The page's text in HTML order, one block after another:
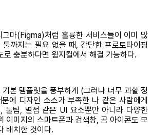
그마(Figma)처럼 훌륭한 서비스들이 이미 많
까지는 필요 없을 때, 간단한 프로토타이핑
로 충분하다면 윔지컬에서 해결 가능하다.
본 템플릿을 풍부하게 (그러나 너무 과할 정
에 디자인 소스가 부족한 나 같은 사람에게
툴팁, 별점 같은 UI 요소뿐만 아니라 다양한
이미지의 스마트폰과 검색창, 곰 아이콘도 모
배치한 것이다.